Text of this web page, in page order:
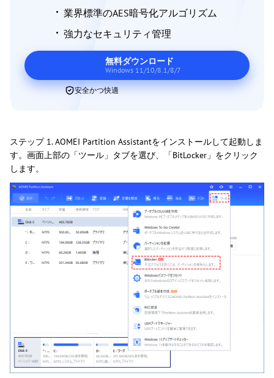
業界標準のAES暗号化アルゴリズム
強力なセキュリティ管理
無料ダウンロード
Windows 11/10/8.1/8/7
安全かつ快適
ステップ 1. AOMEI Partition Assistantをインストールして起動しま
す。画面上部の「ツール」タブを選び、「BitLocker」をクリック
します。